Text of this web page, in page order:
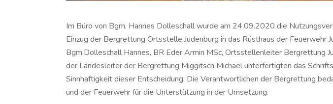
Im Büro von Bgm. Hannes Dolleschall wurde am 24.09.2020 die
Einzug der Bergrettung Ortsstelle Judenburg in das Rüsthaus der Feuerwehr
Bgm.Dolleschall Hannes, BR Eder Armin MSc, Ortsstellenleiter Bergrettung
der Landesleiter der Bergrettung Miggitsch Michael unterfertigten das
Sinnhaftigkeit dieser Entscheidung. Die Verantwortlichen der Bergrettung
und der Feuerwehr für die Unterstützung in der Umsetzung.